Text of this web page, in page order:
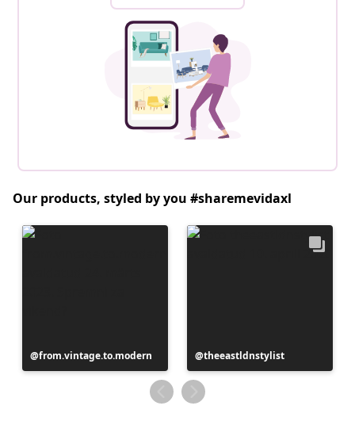
Our products, styled by you #sharemevidaxl
Postitus
avaldatud
from.vintage.to.modern
Postitus
avaldatud
theeastldnstylist